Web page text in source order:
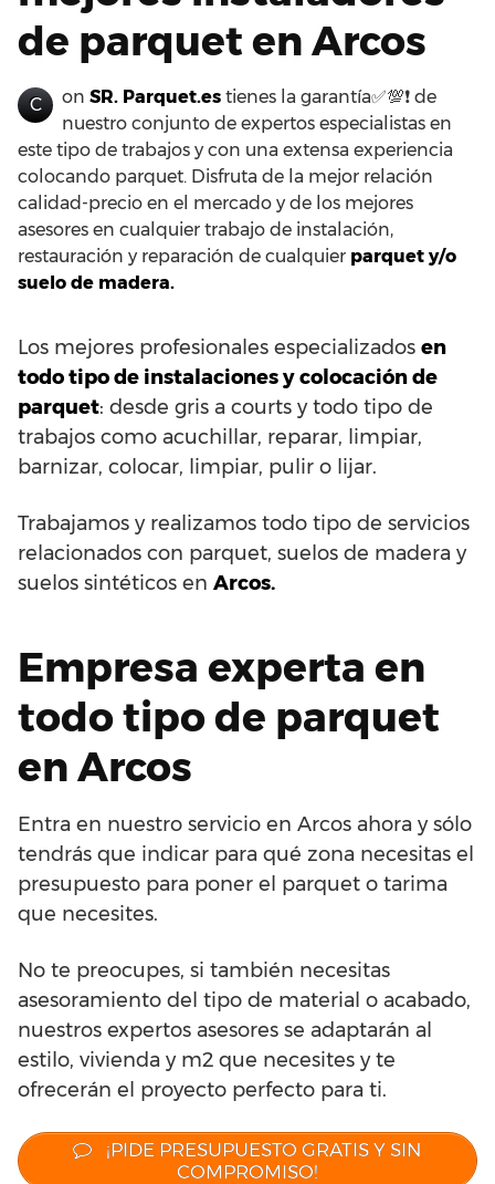
de parquet en Arcos
C on SR. Parquet.es tienes la garantía✅💯❗ de
nuestro conjunto de expertos especialistas en
este tipo de trabajos y con una extensa experiencia
colocando parquet. Disfruta de la mejor relación
calidad-precio en el mercado y de los mejores
asesores en cualquier trabajo de instalación,
restauración y reparación de cualquier parquet y/o
suelo de madera.
Los mejores profesionales especializados en
todo tipo de instalaciones y colocación de
parquet: desde gris a courts y todo tipo de
trabajos como acuchillar, reparar, limpiar,
barnizar, colocar, limpiar, pulir o lijar.
Trabajamos y realizamos todo tipo de servicios
relacionados con parquet, suelos de madera y
suelos sintéticos en Arcos.
Empresa experta en
todo tipo de parquet
en Arcos
Entra en nuestro servicio en Arcos ahora y sólo
tendrás que indicar para qué zona necesitas el
presupuesto para poner el parquet o tarima
que necesites.
No te preocupes, si también necesitas
asesoramiento del tipo de material o acabado,
nuestros expertos asesores se adaptarán al
estilo, vivienda y m2 que necesites y te
ofrecerán el proyecto perfecto para ti.
¡PIDE PRESUPUESTO GRATIS Y SIN
COMPROMISO!